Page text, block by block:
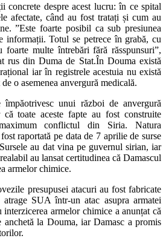
concrete despre acest lucru: în ce spital
afectate, când au fost tratați și cum au
”Este foarte posibil ca sub presiunea
informații. Totul se petrece în grabă, cu
multe întrebări fără răsspunsuri”,
rus din Duma de Stat.În Douma există
iar în registrele acestuia nu există
o asemenea anvergură medicală.
unui război de anvergură
toate aceste fapte au fost construite
conflictul din Siria. Natura
raportată pe data de 7 aprilie de surse
au dat vina pe guvernul sirian, iar
au lansat certitudinea că Damascul
armelor chimice.
presupusei atacuri au fost fabricate
SUA într-un atac asupra armatei
armelor chimice a anunțat că
anchetă la Douma, iar Damasc a promis